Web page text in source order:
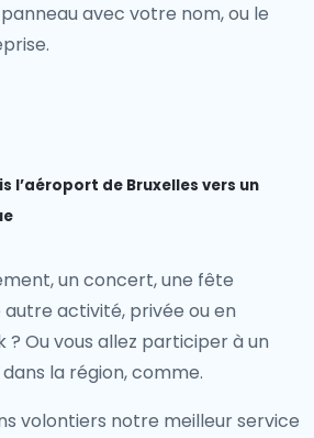
avec votre nom, ou le
l’aéroport de Bruxelles vers un
un concert, une fête
autre activité, privée ou en
Ou vous allez participer à un
la région, comme.
volontiers notre meilleur service